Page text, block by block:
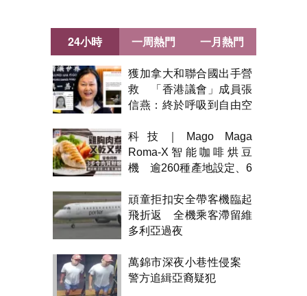
24小時
獲加拿大和聯合國出手營
救 「香港議會」成員張
信燕：終於呼吸到自由空
科技｜Mago Maga
Roma-X智能咖啡烘豆
機 逾260種產地設定、6
頑童拒扣安全帶客機臨起
飛折返 全機乘客滯留維
多利亞過夜
萬錦市深夜小巷性侵案
警方追緝亞裔疑犯
一周熱門 一月熱門